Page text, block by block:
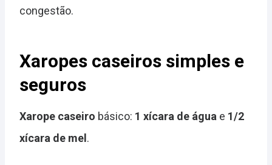
congestão.
Xaropes caseiros simples e
seguros
Xarope caseiro básico: 1 xícara de água e 1/2
xícara de mel .